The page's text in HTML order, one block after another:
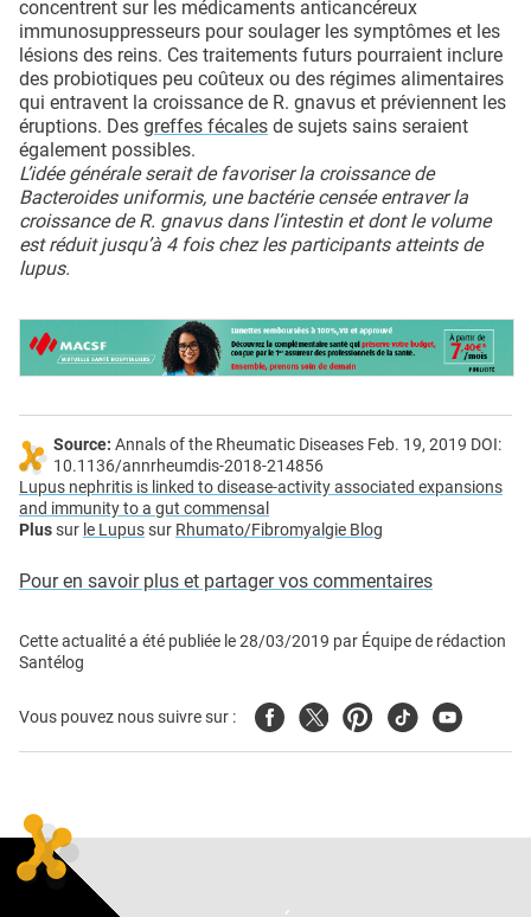
concentrent sur les médicaments anticancéreux
immunosuppresseurs pour soulager les symptômes et les
lésions des reins. Ces traitements futurs pourraient inclure
des probiotiques peu coûteux ou des régimes alimentaires
qui entravent la croissance de R. gnavus et préviennent les
éruptions. Des greffes fécales de sujets sains seraient
également possibles.
L’idée générale serait de favoriser la croissance de
Bacteroides uniformis, une bactérie censée entraver la
croissance de R. gnavus dans l’intestin et dont le volume
est réduit jusqu’à 4 fois chez les participants atteints de
lupus.
Source: Annals of the Rheumatic Diseases Feb. 19, 2019 DOI:
10.1136/annrheumdis-2018-214856
Lupus nephritis is linked to disease-activity associated expansions
and immunity to a gut commensal
Plussur le Lupussur Rhumato/Fibromyalgie Blog
Pour en savoir plus et partager vos commentaires
Cette actualité a été publiée le28/03/2019 par Équipe de rédaction
Santélog
Vous pouvez nous suivre sur : FacebookTwitterPinterest
TiktokYoutube